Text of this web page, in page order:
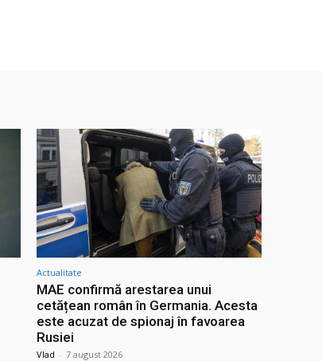
Actualitate
MAE confirmă arestarea unui
cetățean român în Germania. Acesta
este acuzat de spionaj în favoarea
Rusiei
Vlad - 7 august 2026